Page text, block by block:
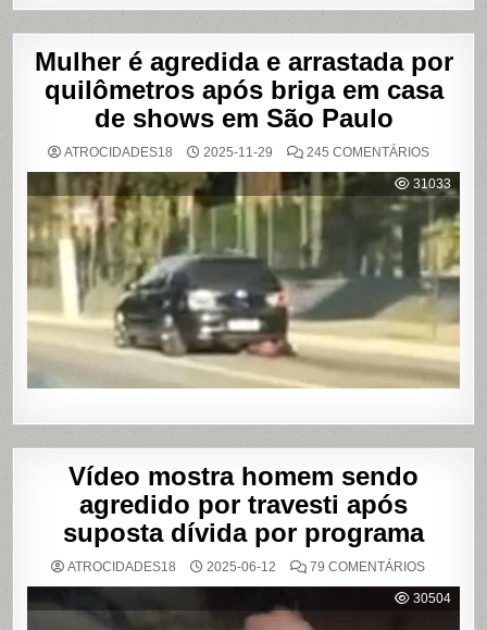
Mulher é agredida e arrastada por
quilômetros após briga em casa
de shows em São Paulo
ATROCIDADES18 2025-11-29 245 COMENTÁRIOSEM
É
E
POR
APÓS
BRIGA
EM
CASA
SHOWS
SÃO
PAULO
31033
Vídeo mostra homem sendo
agredido por travesti após
suposta dívida por programa
ATROCIDADES18 2025-06-12 79 COMENTÁRIOSEM
MOSTRA
HOMEM
30504